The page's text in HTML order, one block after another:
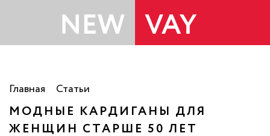
Главная Статьи
МОДНЫЕ КАРДИГАНЫ ДЛЯ
ЖЕНЩИН СТАРШЕ 50 ЛЕТ